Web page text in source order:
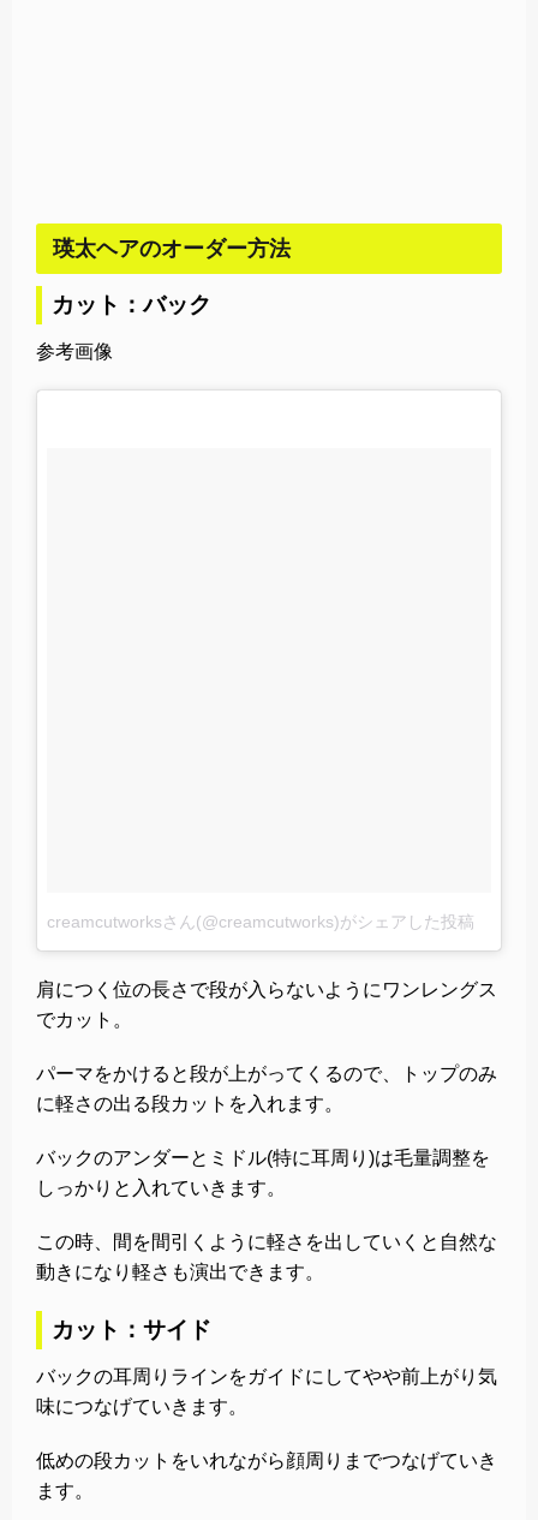
瑛太ヘアのオーダー方法
カット：バック
参考画像
creamcutworksさん(@creamcutworks)がシェアした投稿
肩につく位の長さで段が入らないようにワンレングス
でカット。
パーマをかけると段が上がってくるので、トップのみ
に軽さの出る段カットを入れます。
バックのアンダーとミドル(特に耳周り)は毛量調整を
しっかりと入れていきます。
この時、間を間引くように軽さを出していくと自然な
動きになり軽さも演出できます。
カット：サイド
バックの耳周りラインをガイドにしてやや前上がり気
味につなげていきます。
低めの段カットをいれながら顔周りまでつなげていき
ます。